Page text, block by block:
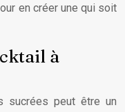
en créer une qui soit
à
sucrées peut être un